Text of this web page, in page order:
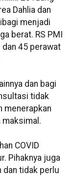
Dahlia dan
menjadi
berat. RS PMI
45 perawat
dan bagi
tidak
menerapkan
COVID
Pihaknya juga
dan tidak perlu